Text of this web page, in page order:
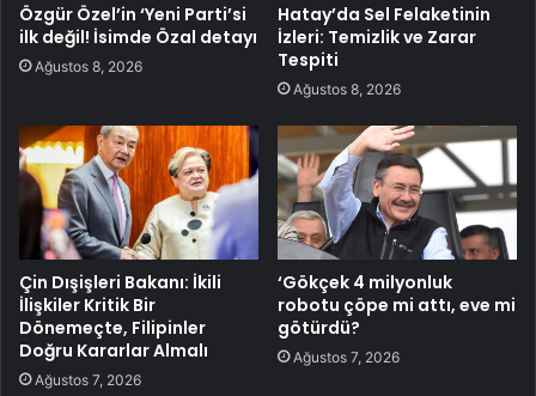
Özgür Özel’in ‘Yeni Parti’si
ilk değil! İsimde Özal detayı
Ağustos 8, 2026
Hatay’da Sel Felaketinin
İzleri: Temizlik ve Zarar
Tespiti
Ağustos 8, 2026
Çin Dışişleri Bakanı: İkili
İlişkiler Kritik Bir
Dönemeçte, Filipinler
Doğru Kararlar Almalı
Ağustos 7, 2026
‘Gökçek 4 milyonluk
robotu çöpe mi attı, eve mi
götürdü?
Ağustos 7, 2026